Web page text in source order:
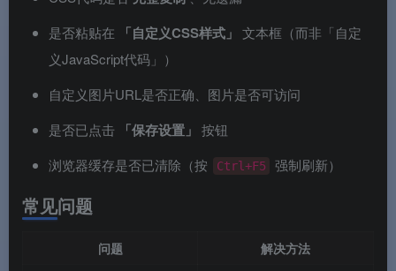
是否粘贴在
「自定义CSS样式」 文本框（而非「自定
义JavaScript代码」）
自定义图片URL是否正确、图片是否可访问
是否已点击
「保存设置」 按钮
浏览器缓存是否已清除（按
Ctrl+F5 强制刷新）
常见问题
问题
解决方法